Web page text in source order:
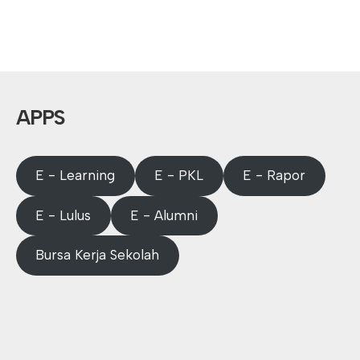
APPS
E - Learning E - PKL E - Rapor
E - Lulus E - Alumni
Bursa Kerja Sekolah